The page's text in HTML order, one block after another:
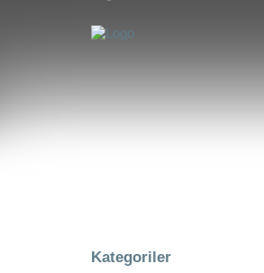
Kategoriler